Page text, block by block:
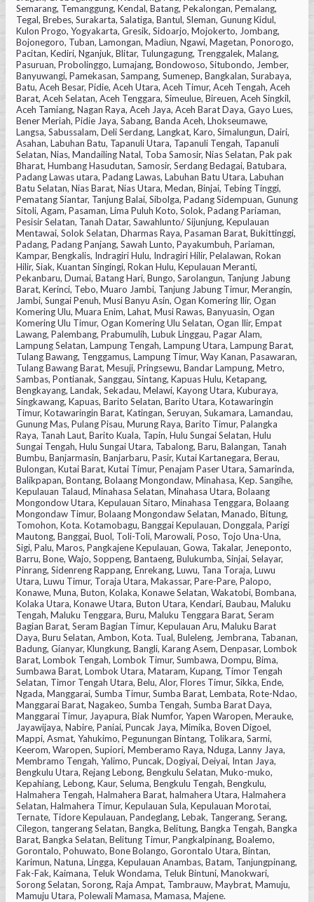
Semarang, Temanggung, Kendal, Batang, Pekalongan, Pemalang,
Tegal, Brebes, Surakarta, Salatiga, Bantul, Sleman, Gunung Kidul,
Kulon Progo, Yogyakarta, Gresik, Sidoarjo, Mojokerto, Jombang,
Bojonegoro, Tuban, Lamongan, Madiun, Ngawi, Magetan, Ponorogo,
Pacitan, Kediri, Nganjuk, Blitar, Tulungagung, Trenggalek, Malang,
Pasuruan, Probolinggo, Lumajang, Bondowoso, Situbondo, Jember,
Banyuwangi, Pamekasan, Sampang, Sumenep, Bangkalan, Surabaya,
Batu, Aceh Besar, Pidie, Aceh Utara, Aceh Timur, Aceh Tengah, Aceh
Barat, Aceh Selatan, Aceh Tenggara, Simeulue, Bireuen, Aceh Singkil,
Aceh Tamiang, Nagan Raya, Aceh Jaya, Aceh Barat Daya, Gayo Lues,
Bener Meriah, Pidie Jaya, Sabang, Banda Aceh, Lhokseumawe,
Langsa, Sabussalam, Deli Serdang, Langkat, Karo, Simalungun, Dairi,
Asahan, Labuhan Batu, Tapanuli Utara, Tapanuli Tengah, Tapanuli
Selatan, Nias, Mandailing Natal, Toba Samosir, Nias Selatan, Pak pak
Bharat, Humbang Hasudutan, Samosir, Serdang Bedagai, Batubara,
Padang Lawas utara, Padang Lawas, Labuhan Batu Utara, Labuhan
Batu Selatan, Nias Barat, Nias Utara, Medan, Binjai, Tebing Tinggi,
Pematang Siantar, Tanjung Balai, Sibolga, Padang Sidempuan, Gunung
Sitoli, Agam, Pasaman, Lima Puluh Koto, Solok, Padang Pariaman,
Pesisir Selatan, Tanah Datar, Sawahlunto/ Sijunjung, Kepulauan
Mentawai, Solok Selatan, Dharmas Raya, Pasaman Barat, Bukittinggi,
Padang, Padang Panjang, Sawah Lunto, Payakumbuh, Pariaman,
Kampar, Bengkalis, Indragiri Hulu, Indragiri Hilir, Pelalawan, Rokan
Hilir, Siak, Kuantan Singingi, Rokan Hulu, Kepulauan Meranti,
Pekanbaru, Dumai, Batang Hari, Bungo, Sarolangun, Tanjung Jabung
Barat, Kerinci, Tebo, Muaro Jambi, Tanjung Jabung Timur, Merangin,
Jambi, Sungai Penuh, Musi Banyu Asin, Ogan Komering Ilir, Ogan
Komering Ulu, Muara Enim, Lahat, Musi Rawas, Banyuasin, Ogan
Komering Ulu Timur, Ogan Komering Ulu Selatan, Ogan Ilir, Empat
Lawang, Palembang, Prabumulih, Lubuk Linggau, Pagar Alam,
Lampung Selatan, Lampung Tengah, Lampung Utara, Lampung Barat,
Tulang Bawang, Tenggamus, Lampung Timur, Way Kanan, Pasawaran,
Tulang Bawang Barat, Mesuji, Pringsewu, Bandar Lampung, Metro,
Sambas, Pontianak, Sanggau, Sintang, Kapuas Hulu, Ketapang,
Bengkayang, Landak, Sekadau, Melawi, Kayong Utara, Kuburaya,
Singkawang, Kapuas, Barito Selatan, Barito Utara, Kotawaringin
Timur, Kotawaringin Barat, Katingan, Seruyan, Sukamara, Lamandau,
Gunung Mas, Pulang Pisau, Murung Raya, Barito Timur, Palangka
Raya, Tanah Laut, Barito Kuala, Tapin, Hulu Sungai Selatan, Hulu
Sungai Tengah, Hulu Sungai Utara, Tabalong, Baru, Balangan, Tanah
Bumbu, Banjarmasin, Banjarbaru, Pasir, Kutai Kartanegara, Berau,
Bulongan, Kutai Barat, Kutai Timur, Penajam Paser Utara, Samarinda,
Balikpapan, Bontang, Bolaang Mongondaw, Minahasa, Kep. Sangihe,
Kepulauan Talaud, Minahasa Selatan, Minahasa Utara, Bolaang
Mongondow Utara, Kepulauan Sitaro, Minahasa Tenggara, Bolaang
Mongondaw Timur, Bolaang Mongondaw Selatan, Manado, Bitung,
Tomohon, Kota. Kotamobagu, Banggai Kepulauan, Donggala, Parigi
Mautong, Banggai, Buol, Toli-Toli, Marowali, Poso, Tojo Una-Una,
Sigi, Palu, Maros, Pangkajene Kepulauan, Gowa, Takalar, Jeneponto,
Barru, Bone, Wajo, Soppeng, Bantaeng, Bulukumba, Sinjai, Selayar,
Pinrang, Sidenreng Rappang, Enrekang, Luwu, Tana Toraja, Luwu
Utara, Luwu Timur, Toraja Utara, Makassar, Pare-Pare, Palopo,
Konawe, Muna, Buton, Kolaka, Konawe Selatan, Wakatobi, Bombana,
Kolaka Utara, Konawe Utara, Buton Utara, Kendari, Baubau, Maluku
Tengah, Maluku Tenggara, Buru, Maluku Tenggara Barat, Seram
Bagian Barat, Seram Bagian Timur, Kepulauan Aru, Maluku Barat
Daya, Buru Selatan, Ambon, Kota. Tual, Buleleng, Jembrana, Tabanan,
Badung, Gianyar, Klungkung, Bangli, Karang Asem, Denpasar, Lombok
Barat, Lombok Tengah, Lombok Timur, Sumbawa, Dompu, Bima,
Sumbawa Barat, Lombok Utara, Mataram, Kupang, Timor Tengah
Selatan, Timor Tengah Utara, Belu, Alor, Flores Timur, Sikka, Ende,
Ngada, Manggarai, Sumba Timur, Sumba Barat, Lembata, Rote-Ndao,
Manggarai Barat, Nagakeo, Sumba Tengah, Sumba Barat Daya,
Manggarai Timur, Jayapura, Biak Numfor, Yapen Waropen, Merauke,
Jayawijaya, Nabire, Paniai, Puncak Jaya, Mimika, Boven Digoel,
Mappi, Asmat, Yahukimo, Pegunungan Bintang, Tolikara, Sarmi,
Keerom, Waropen, Supiori, Memberamo Raya, Nduga, Lanny Jaya,
Membramo Tengah, Yalimo, Puncak, Dogiyai, Deiyai, Intan Jaya,
Bengkulu Utara, Rejang Lebong, Bengkulu Selatan, Muko-muko,
Kepahiang, Lebong, Kaur, Seluma, Bengkulu Tengah, Bengkulu,
Halmahera Tengah, Halmahera Barat, halmahera Utara, Halmahera
Selatan, Halmahera Timur, Kepulauan Sula, Kepulauan Morotai,
Ternate, Tidore Kepulauan, Pandeglang, Lebak, Tangerang, Serang,
Cilegon, tangerang Selatan, Bangka, Belitung, Bangka Tengah, Bangka
Barat, Bangka Selatan, Belitung Timur, Pangkalpinang, Boalemo,
Gorontalo, Pohuwato, Bone Bolango, Gorontalo Utara, Bintan,
Karimun, Natuna, Lingga, Kepulauan Anambas, Batam, Tanjungpinang,
Fak-Fak, Kaimana, Teluk Wondama, Teluk Bintuni, Manokwari,
Sorong Selatan, Sorong, Raja Ampat, Tambrauw, Maybrat, Mamuju,
Mamuju Utara, Polewali Mamasa, Mamasa, Majene.